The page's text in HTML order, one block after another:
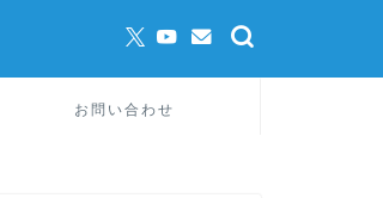
お問い合わせ